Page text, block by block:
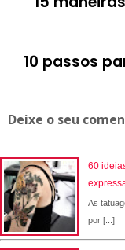
10 passos
Deixe o seu
60
As
por [...]